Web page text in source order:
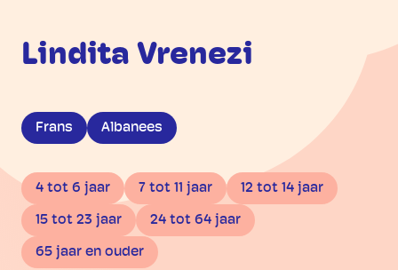
Lindita Vrenezi
Frans Albanees
4 tot 6 jaar 7 tot 11 jaar 12 tot 14 jaar
15 tot 23 jaar 24 tot 64 jaar
65 jaar en ouder